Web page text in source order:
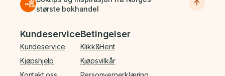
største bokhandel
Bunnmeny
Kundeservice
Kundeservice
Kjøpshjelp
Betingelser
Klikk&Hent
Kjøpsvilkår